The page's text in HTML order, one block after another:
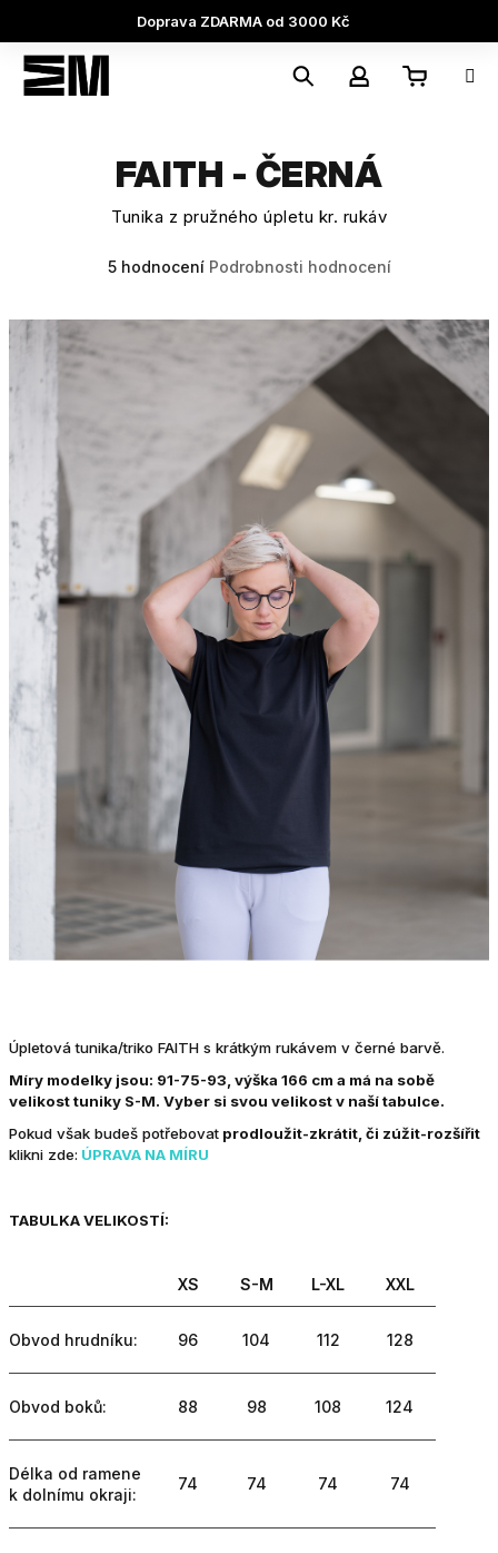
obsah
Doprava ZDARMA od 3000 Kč
Úpletová tunika/triko FAITH s krátkým rukávem v černé barvě.
Míry modelky jsou: 91-75-93, výška 166 cm a má na sobě
velikost tuniky S-M. Vyber si svou velikost v naší tabulce.
Pokud však budeš potřebovat prodloužit-zkrátit, či zúžit-rozšířit
klikni zde: ÚPRAVA NA MÍRU
TABULKA VELIKOSTÍ:
XS S-M L-XL XXL
Obvod hrudníku: 96 104 112 128
Obvod boků: 88 98 108 124
Délka od ramene
k dolnímu okraji:
74 74 74 74
FAITH - ČERNÁ
Tunika z pružného úpletu kr. rukáv
je
5,0
5
5 hodnocení Podrobnosti hodnocení